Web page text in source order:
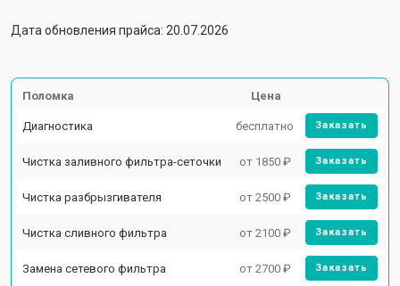
Дата обновления прайса: 20.07.2026
Поломка Цена
Диагностика бесплатно Заказать
Чистка заливного фильтра-сеточки от 1850 ₽ Заказать
Чистка разбрызгивателя от 2500 ₽ Заказать
Чистка сливного фильтра от 2100 ₽ Заказать
Замена сетевого фильтра от 2700 ₽ Заказать